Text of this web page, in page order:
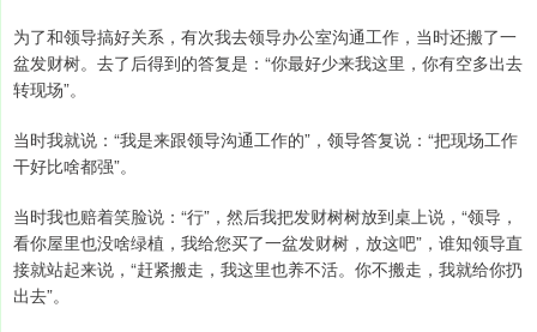
为了和领导搞好关系，有次我去领导办公室沟通工作，当时还搬了一
盆发财树。去了后得到的答复是：“你最好少来我这里，你有空多出去
转现场”。
当时我就说：“我是来跟领导沟通工作的”，领导答复说：“把现场工作
干好比啥都强”。
当时我也赔着笑脸说：“行”，然后我把发财树树放到桌上说，“领导，
看你屋里也没啥绿植，我给您买了一盆发财树，放这吧”，谁知领导直
接就站起来说，“赶紧搬走，我这里也养不活。你不搬走，我就给你扔
出去”。